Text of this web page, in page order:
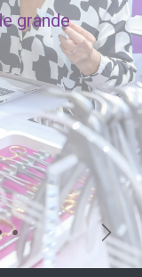
grande